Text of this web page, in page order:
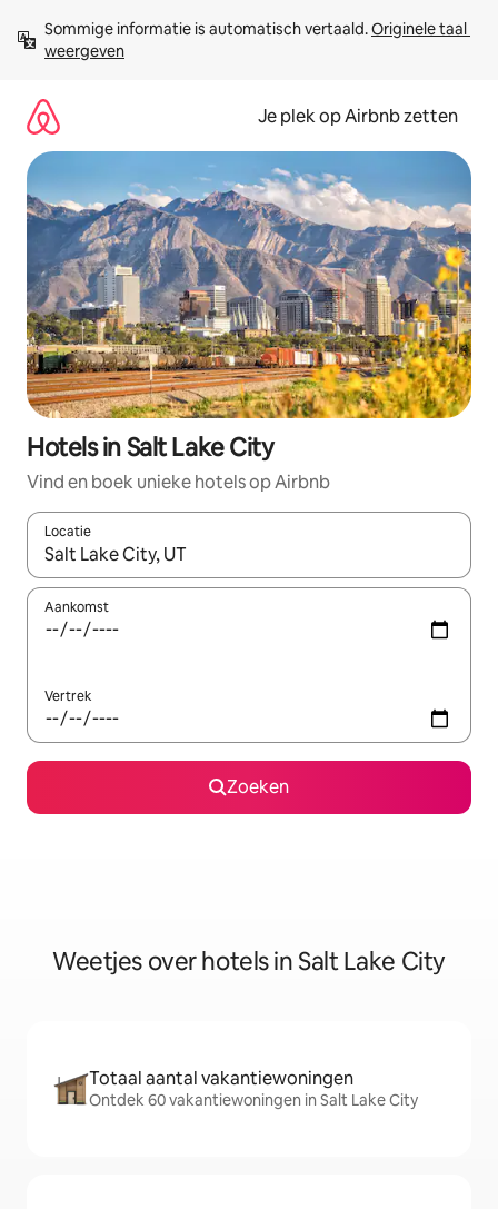
direct
naar
Sommige informatie is automatisch vertaald. Originele taal
weergeven
Je plek op Airbnb zetten
Hotels in Salt Lake City
Vind en boek unieke hotels op Airbnb
Locatie
Wanneer er resultaten beschikbaar zijn, maak je een keuze
Aankomst
Vertrek
Zoeken
Weetjes over hotels in Salt Lake City
Totaal aantal vakantiewoningen
Ontdek 60 vakantiewoningen in Salt Lake City